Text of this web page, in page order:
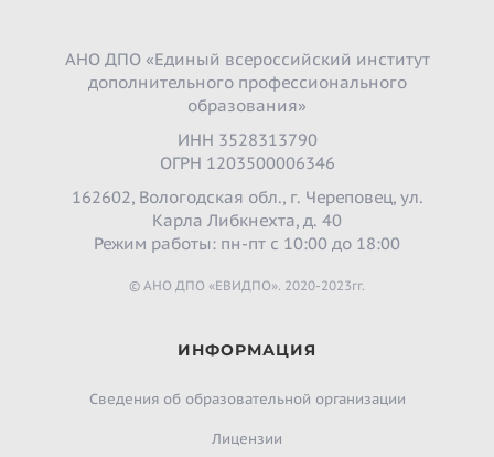
АНО ДПО «Единый всероссийский институт
дополнительного профессионального
образования»
ИНН 3528313790
ОГРН 1203500006346
162602, Вологодская обл., г. Череповец, ул.
Карла Либкнехта, д. 40
Режим работы: пн-пт с 10:00 до 18:00
© АНО ДПО «ЕВИДПО». 2020-2023гг.
ИНФОРМАЦИЯ
Сведения об образовательной организации
Лицензии